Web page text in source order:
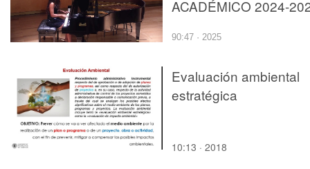
ACADÉMICO 2024-
90:47 · 2025
Evaluación ambiental
estratégica
10:13 · 2018